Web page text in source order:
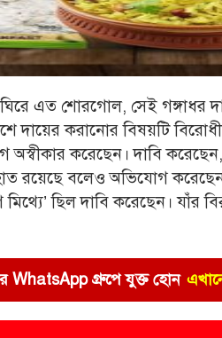
এত শোরগোল, সেই গঙ্গাধর
দায়ের করানোর বিষয়টি
অস্বীকার করেছেন। দাবি
রয়েছে বলেও অভিযোগ
ছিল দাবি করেছেন। যাঁর
WhatsApp গ্রুপে যুক্ত হোন